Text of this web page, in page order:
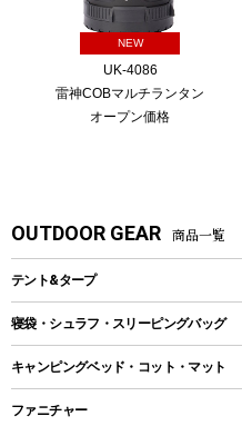
NEW
UK-4086
雷神COBマルチランタン
オープン価格
OUTDOOR GEAR 商品一覧
テント&タープ
テント
ツールームテント
ワンポールテント
寝袋・シュラフ・スリーピングバッグ
レクタングラー型（封筒型）シュラフ
キャンピングベッド・コット・マット
キャンピングベッド・コット
ファニチャー